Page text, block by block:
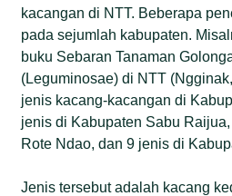
kacangan di NTT. Beberapa
pada sejumlah kabupaten.
buku Sebaran Tanaman
(Leguminosae) di NTT
jenis kacang-kacangan di
jenis di Kabupaten Sabu
Rote Ndao, dan 9 jenis di
Jenis tersebut adalah kacang